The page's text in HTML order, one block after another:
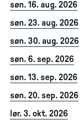
søn. 16. aug. 2026
søn. 23. aug. 2026
søn. 30. aug. 2026
søn. 6. sep. 2026
søn. 13. sep. 2026
søn. 20. sep. 2026
lør. 3. okt. 2026